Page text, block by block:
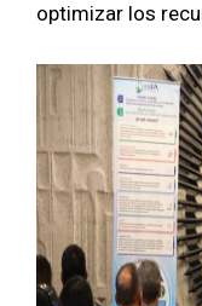
opti­mizar los